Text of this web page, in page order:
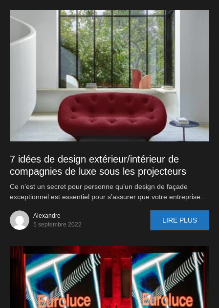
7 idées de design extérieur/intérieur de
compagnies de luxe sous les projecteurs
Ce n’est un secret pour personne qu’un design de façade
exceptionnel est essentiel pour s’assurer que votre entreprise…
Alexandre
5 septembre 2022
LIRE PLUS